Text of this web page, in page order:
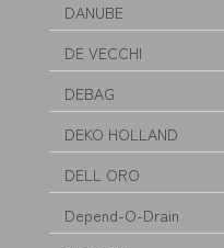
DANUBE
DE VECCHI
DEBAG
DEKO HOLLAND
DELL ORO
Depend-O-Drain